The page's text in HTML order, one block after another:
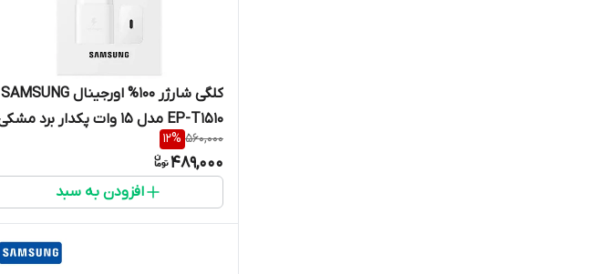
کلگی شارژر 100% اورجینال SAMSUNG
EP-T1510 مدل 15 وات پکدار برد مشکی
560,000
12%
489,000
افزودن به سبد